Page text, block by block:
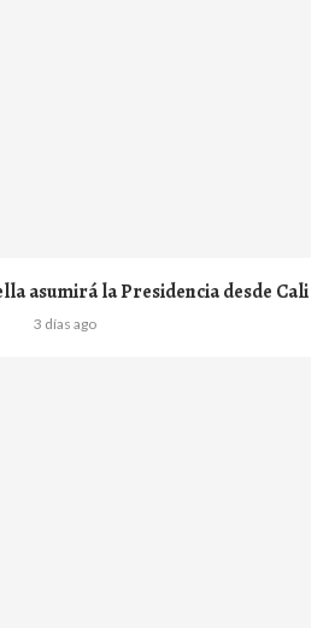
asumirá la Presidencia desde Cali
3 días ago